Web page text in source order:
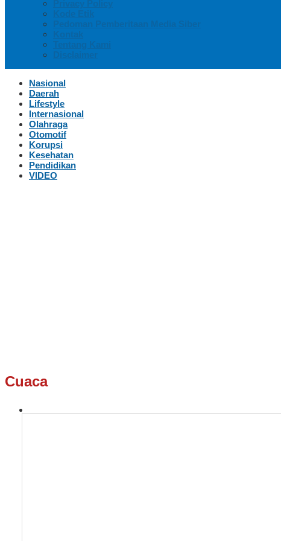
Privacy Policy
Kode Etik
Pedoman Pemberitaan Media Siber
Kontak
Tentang Kami
Disclaimer
Nasional
Daerah
Lifestyle
Internasional
Olahraga
Otomotif
Korupsi
Kesehatan
Pendidikan
VIDEO
Cuaca